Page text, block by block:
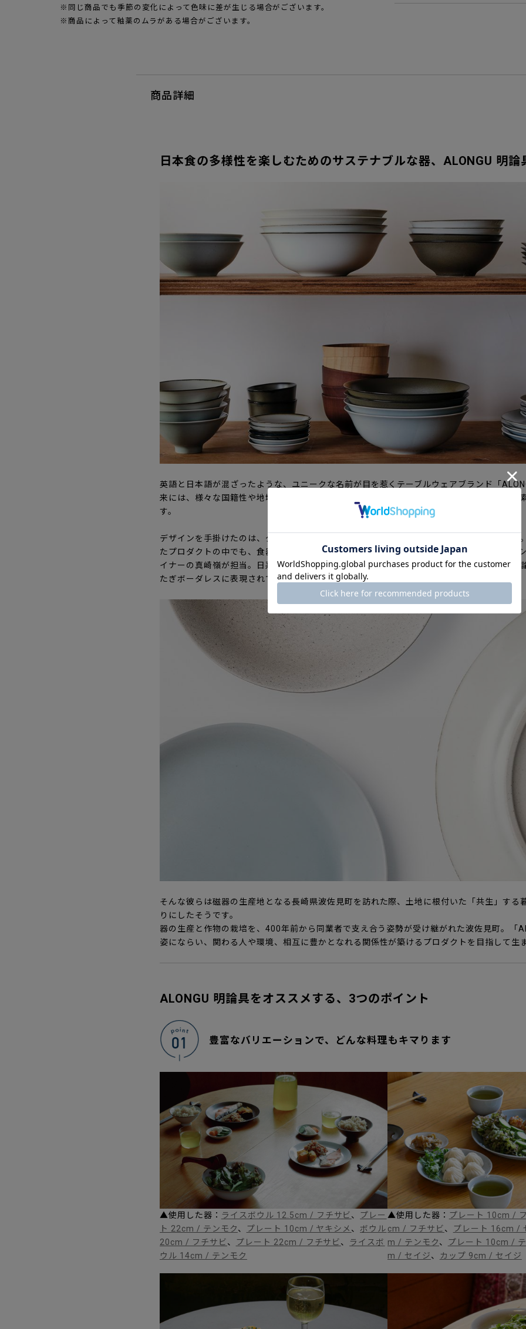
※同じ商品でも季節の変化によって色味に差が生じる場合がございます。
※商品によって釉薬のムラがある場合がございます。
商品詳細
日本食の多様性を楽しむためのサステナブルな器、ALONGU 明論
英語と日本語が混ざったような、ユニークな名前が目を惹くテーブルウェアブランド「
来には、様々な国籍性や地域性が混在する和食の現在地を楽しみ、未来の和食を兆す器を模
す。
デザインを手掛けたのは、グッドデザイン賞の審査員も務めるプロダクトデザイナー倉本仁
たプロダクトの中でも、食器は初めての分野となります。また、ブランドのアートディレク
イナーの真崎嶺が担当。日系アメリカ人である真崎氏のフィルターを通して、「ALONGU
たぎボーダレスに表現されています。
そんな彼らは磁器の生産地となる長崎県波佐見町を訪れた際、土地に根付いた「共生」する
りにしたそうです。
器の生産と作物の栽培を、400年前から同業者で支え合う姿勢が受け継がれた波佐見町。「
姿にならい、関わる人や環境、相互に豊かとなれる関係性が築けるプロダクトを目指して生
ALONGU 明論具をオススメする、3つのポイント
豊富なバリエーションで、どんな料理もキマります
▲使用した器： ライスボウル 12.5cm / フチサビ、 プレー
ト 22cm / テンモク、 プレート 10cm / ヤキシメ 、 ボウル
20cm / フチサビ、 プレート 22cm / フチサビ、 ライスボ
ウル 14cm / テンモク
▲使用した器： プレート 10cm /
cm / フチサビ、 プレート 16cm /
m / テンモク、 プレート 10cm /
m / セイジ、 カップ 9cm / セイジ